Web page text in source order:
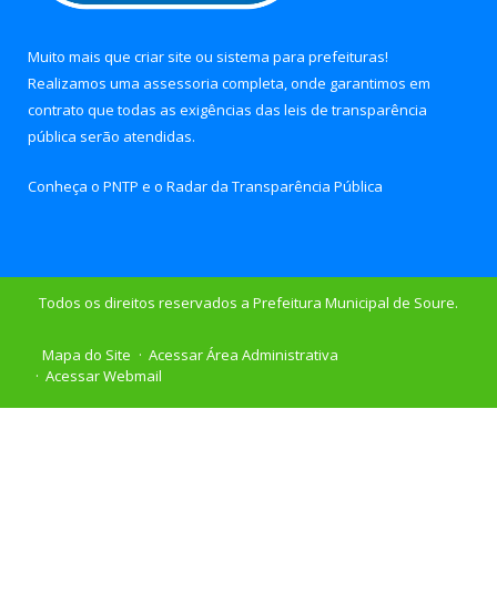
Muito mais que criar site ou sistema para prefeituras!
Realizamos uma assessoria completa, onde garantimos em
contrato que todas as exigências das leis de transparência
pública serão atendidas.
Conheça o PNTP e o Radar da Transparência Pública
Todos os direitos reservados a Prefeitura Municipal de Soure.
Mapa do Site
Acessar Área Administrativa
Acessar Webmail